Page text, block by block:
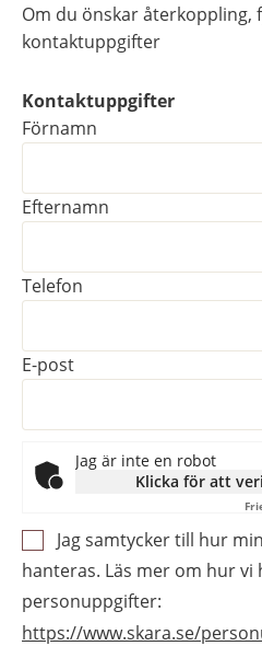
Om du önskar återkoppling,
kontaktuppgifter
Kontaktuppgifter
Kontaktuppgifter
Förnamn
Efternamn
Telefon
E-post
Jag är inte en robot
Klicka för att
Jag samtycker till hur
hanteras. Läs mer om hur vi
personuppgifter:
https://www.skara.se/